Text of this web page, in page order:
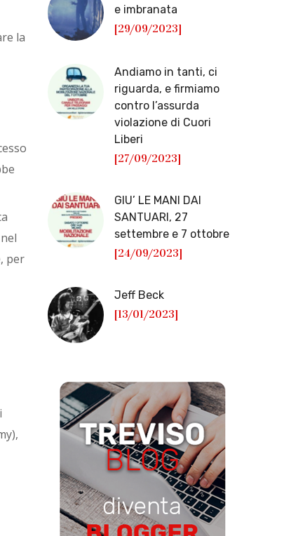
la
per
e imbranata
[29/09/2023]
Andiamo in tanti, ci
riguarda, e firmiamo
contro l’assurda
violazione di Cuori
Liberi
[27/09/2023]
GIU’ LE MANI DAI
SANTUARI, 27
settembre e 7 ottobre
[24/09/2023]
Jeff Beck
[13/01/2023]